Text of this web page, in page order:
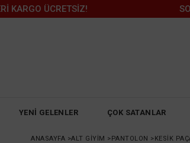
ÜCRETSİZ!
YENİ GELENLER ÇOK SATANLAR
ANASAYFA >ALT GİYİM >PANTOLON >KESIK